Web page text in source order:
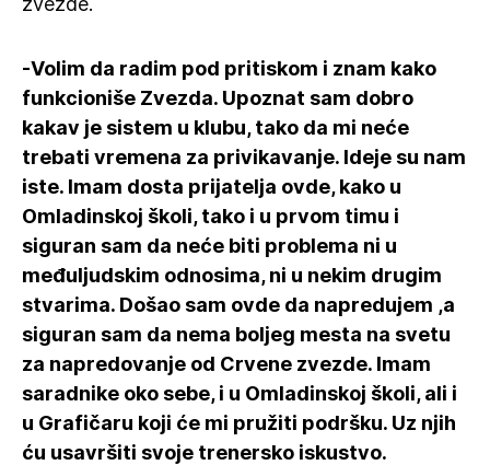
-Volim da radim pod pritiskom i znam kako
funkcioniše Zvezda. Upoznat sam dobro
kakav je sistem u klubu, tako da mi neće
trebati vremena za privikavanje. Ideje su nam
iste. Imam dosta prijatelja ovde, kako u
Omladinskoj školi, tako i u prvom timu i
siguran sam da neće biti problema ni u
međuljudskim odnosima, ni u nekim drugim
stvarima. Došao sam ovde da napredujem ,a
siguran sam da nema boljeg mesta na svetu
za napredovanje od Crvene zvezde. Imam
saradnike oko sebe, i u Omladinskoj školi, ali i
u Grafičaru koji će mi pružiti podršku. Uz njih
ću usavršiti svoje trenersko iskustvo.